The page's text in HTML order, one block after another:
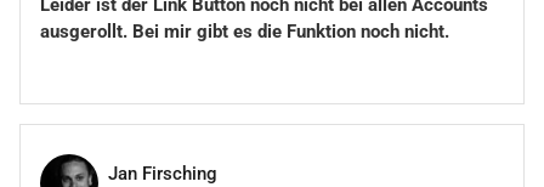
Leider ist der Link Button noch nicht bei allen Accounts
ausgerollt. Bei mir gibt es die Funktion noch nicht.
Jan Firsching